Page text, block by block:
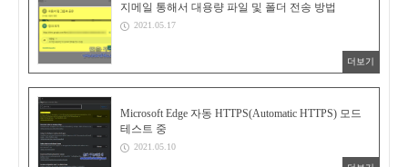
지메일 통해서 대용량 파일 및 폴더 전송 방법
2021.05.17
더보기
Microsoft Edge 자동 HTTPS(Automatic HTTPS) 모드
테스트 중
2021.05.10